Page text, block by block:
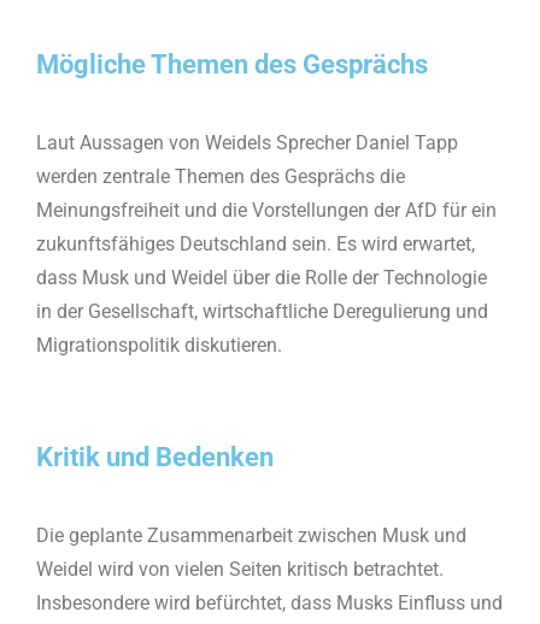
Mögliche Themen des Gesprächs
Laut Aussagen von Weidels Sprecher Daniel Tapp
werden zentrale Themen des Gesprächs die
Meinungsfreiheit und die Vorstellungen der AfD für ein
zukunftsfähiges Deutschland sein. Es wird erwartet,
dass Musk und Weidel über die Rolle der Technologie
in der Gesellschaft, wirtschaftliche Deregulierung und
Migrationspolitik diskutieren.
Kritik und Bedenken
Die geplante Zusammenarbeit zwischen Musk und
Weidel wird von vielen Seiten kritisch betrachtet.
Insbesondere wird befürchtet, dass Musks Einfluss und